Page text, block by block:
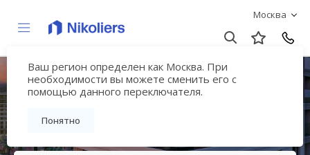
Москва
Ваш регион определен как Москва. При
необходимости вы можете сменить его с
помощью данного переключателя.
Понятно
Нескучный сад
Вернуться на страницу гостиничного